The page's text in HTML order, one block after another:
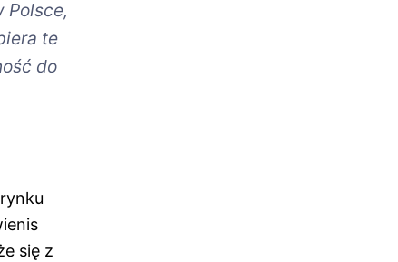
Polsce,
te
do
się z